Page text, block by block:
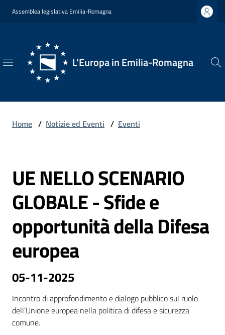
Vai al contenuto
Vai alla navigazione
Vai al footer
Assemblea legislativa Emilia-Romagna
L'Europa in Emilia-Romagna
L'Europa
Romagna
Chi
Siamo
Opportunità
Formazione
Notizie
ed
eventi
Home / Notizie ed Eventi / Eventi
Salta al contenuto
UE NELLO SCENARIO
GLOBALE - Sfide e
opportunità della Difesa
europea
05-11-2025
Incontro di approfondimento e dialogo pubblico sul ruolo
dell’Unione europea nella politica di difesa e sicurezza